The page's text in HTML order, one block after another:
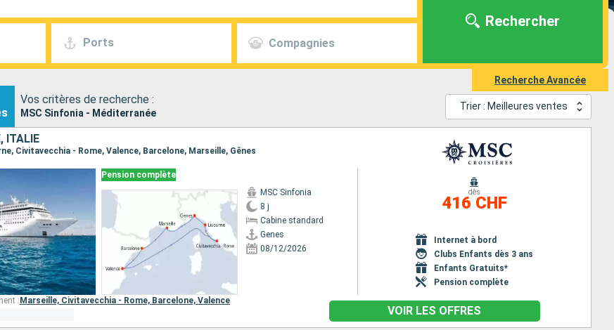
Ports Compagnies
Rechercher
Recherche Avancée
Vos critères de recherche :
MSC Sinfonia - Méditerranée
Trier : Meilleures ventes
ITALIE
Civitavecchia - Rome, Valence, Barcelone, Marseille, Gênes
Pension complète
MSC Sinfonia
8 j
Cabine standard
Genes
08/12/2026
dès
416 CHF
Internet à bord
Clubs Enfants dès 3 ans
Enfants Gratuits*
Pension complète
: Marseille, Civitavecchia - Rome, Barcelone, Valence
VOIR LES OFFRES